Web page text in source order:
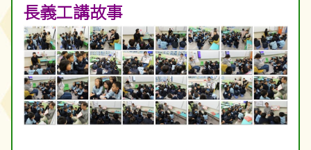
長義工講故事